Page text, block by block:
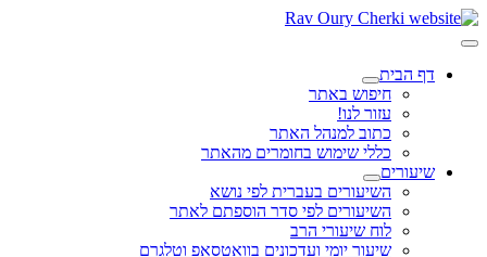
דף הבית
חיפוש באתר
עזור לנו!
כתוב למנהל האתר
כללי שימוש בחומרים מהאתר
שיעורים
השיעורים בעברית לפי נושא
השיעורים לפי סדר הוספתם לאתר
לוח שיעורי הרב
שיעור יומי ועדכונים בוואטסאפ וטלגרם